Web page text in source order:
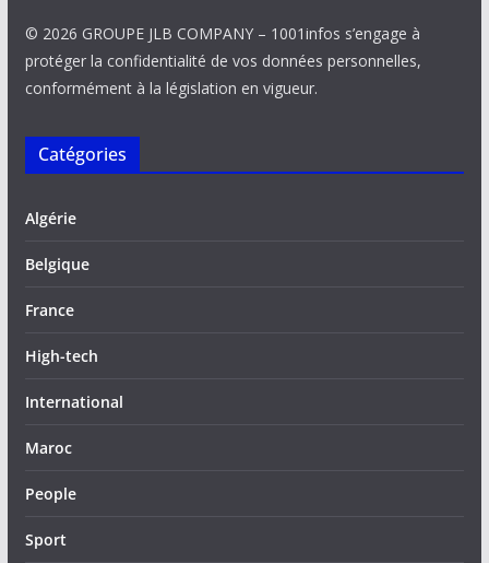
© 2026 GROUPE JLB COMPANY – 1001infos s’engage à
protéger la confidentialité de vos données personnelles,
conformément à la législation en vigueur.
Catégories
Algérie
Belgique
France
High-tech
International
Maroc
People
Sport